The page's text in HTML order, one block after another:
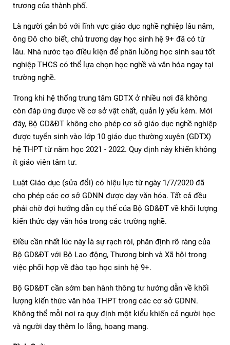
trương của thành phố.
Là người gắn bó với lĩnh vực giáo dục nghề nghiệp lâu năm,
ông Đô cho biết, chủ trương dạy học sinh hệ 9+ đã có từ
lâu. Nhà nước tạo điều kiện để phân luồng học sinh sau tốt
nghiệp THCS có thể lựa chọn học nghề và văn hóa ngay tại
trường nghề.
Trong khi hệ thống trung tâm GDTX ở nhiều nơi đã không
còn đáp ứng được về cơ sở vật chất, quản lý yếu kém. Mới
đây, Bộ GD&ĐT không cho phép cơ sở giáo dục nghề nghiệp
được tuyển sinh vào lớp 10 giáo dục thường xuyên (GDTX)
hệ THPT từ năm học 2021 - 2022. Quy định này khiến không
ít giáo viên tâm tư.
Luật Giáo dục (sửa đổi) có hiệu lực từ ngày 1/7/2020 đã
cho phép các cơ sở GDNN được dạy văn hóa. Tất cả đều
phải chờ đợi hướng dẫn cụ thể của Bộ GD&ĐT về khối lượng
kiến thức dạy văn hóa trong các trường nghề.
Điều cần nhất lúc này là sự rạch ròi, phân định rõ ràng của
Bộ GD&ĐT với Bộ Lao động, Thương binh và Xã hội trong
việc phối hợp về đào tạo học sinh hệ 9+.
Bộ GD&ĐT cần sớm ban hành thông tư hướng dẫn về khối
lượng kiến thức văn hóa THPT trong các cơ sở GDNN.
Không thể mỗi nơi ra quy định một kiểu khiến cả người học
và người dạy thêm lo lắng, hoang mang.